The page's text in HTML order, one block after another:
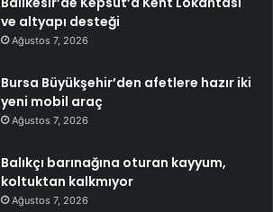
ve altyapı desteği
Ağustos 7, 2026
Bursa Büyükşehir’den afetlere hazır iki
yeni mobil araç
Ağustos 7, 2026
Balıkçı barınağına oturan kayyum,
koltuktan kalkmıyor
Ağustos 7, 2026